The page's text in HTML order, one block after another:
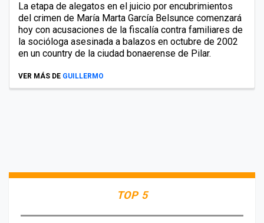
La etapa de alegatos en el juicio por encubrimientos
del crimen de María Marta García Belsunce comenzará
hoy con acusaciones de la fiscalía contra familiares de
la socióloga asesinada a balazos en octubre de 2002
en un country de la ciudad bonaerense de Pilar.
VER MÁS DE GUILLERMO
TOP 5